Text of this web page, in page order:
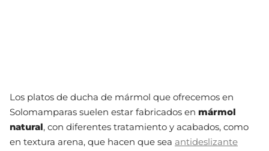
Los platos de ducha de mármol que ofrecemos en
Solomamparas suelen estar fabricados en mármol
natural, con diferentes tratamiento y acabados, como
en textura arena, que hacen que sea antideslizante